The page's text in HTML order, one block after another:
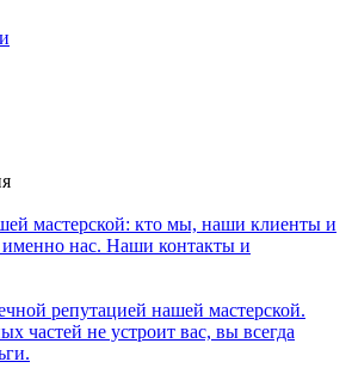
мастерской: кто мы, наши клиенты и
нас. Наши контакты и
репутацией нашей мастерской.
частей не устроит вас, вы всегда